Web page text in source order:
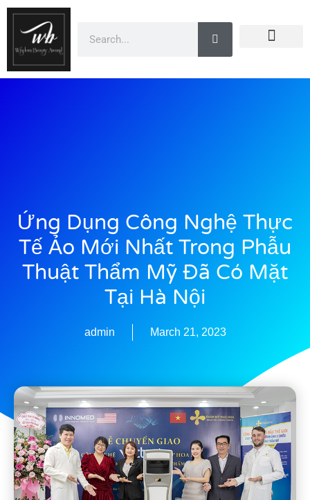
Ứng Dụng Công Nghệ Thực
Tế Ảo Mới Nhất Trong Phẫu
Thuật Thẩm Mỹ Đã Có Mặt
Tại Hà Nội
admin March 21, 2023